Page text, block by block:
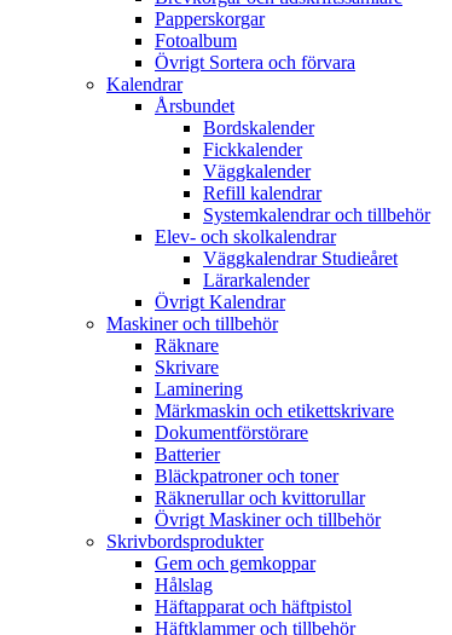
Papperskorgar
Fotoalbum
Övrigt Sortera och förvara
Kalendrar
Årsbundet
Bordskalender
Fickkalender
Väggkalender
Refill kalendrar
Systemkalendrar och tillbehör
Elev- och skolkalendrar
Väggkalendrar Studieåret
Lärarkalender
Övrigt Kalendrar
Maskiner och tillbehör
Räknare
Skrivare
Laminering
Märkmaskin och etikettskrivare
Dokumentförstörare
Batterier
Bläckpatroner och toner
Räknerullar och kvittorullar
Övrigt Maskiner och tillbehör
Skrivbordsprodukter
Gem och gemkoppar
Hålslag
Häftapparat och häftpistol
Häftklammer och tillbehör